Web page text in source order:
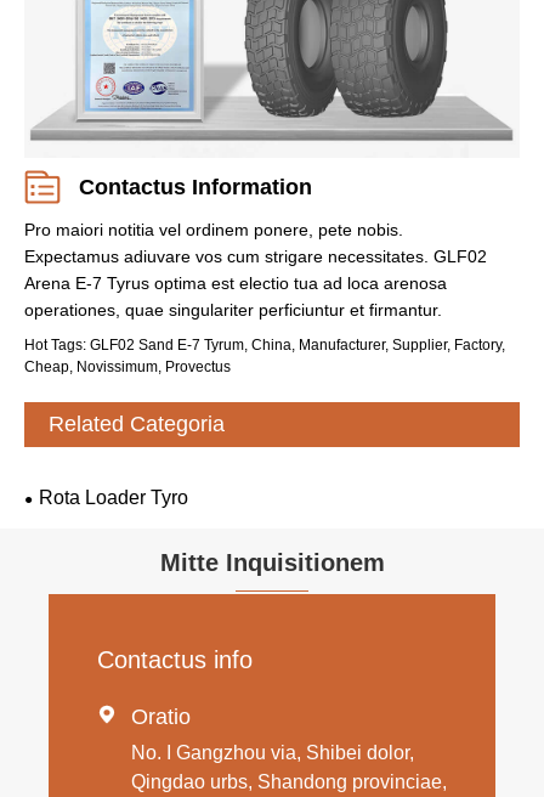
Contactus Information
Pro maiori notitia vel ordinem ponere, pete nobis.
Expectamus adiuvare vos cum strigare necessitates. GLF02
Arena E-7 Tyrus optima est electio tua ad loca arenosa
operationes, quae singulariter perficiuntur et firmantur.
Hot Tags: GLF02 Sand E-7 Tyrum, China, Manufacturer, Supplier, Factory,
Cheap, Novissimum, Provectus
Related Categoria
Rota Loader Tyro
Mitte Inquisitionem
Contactus info
 Oratio
No. I Gangzhou via, Shibei dolor,
Qingdao urbs, Shandong provinciae,